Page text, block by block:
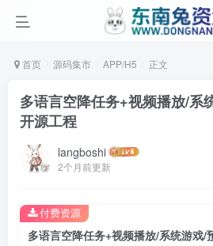
首页 源码集市 APP/H5 正文
多语言空降任务+视频播放/系
开源工程
langboshi
2个月前更新
付费资源